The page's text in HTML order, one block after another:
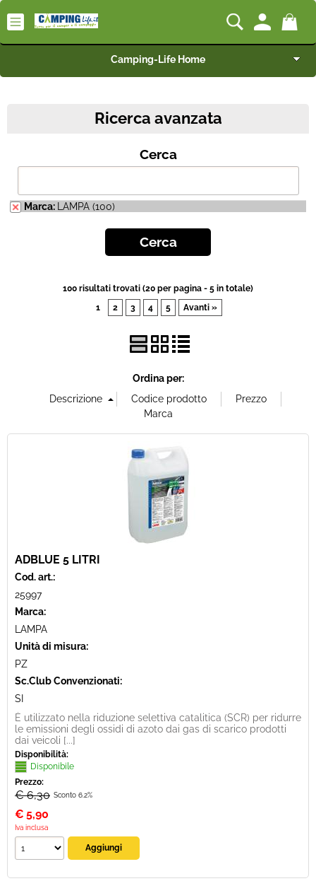
Camping-Life Home
Speciale Arredo
Campeggio e Giardino
BEST SELLER
Nautica
Offerte Del mese
Fineserie e Occasioni
Convenzioni
La nostra Officina
Veicoli Pronta consegna
Lavora Con Noi
Ricerca avanzata
Cerca
Marca: LAMPA (100)
100 risultati trovati (20 per pagina - 5 in totale)
1
2 3 4 5 Avanti »
Ordina per:
ADBLUE 5 LITRI
Cod. art.:
25997
Marca:
LAMPA
Unità di misura:
PZ
Sc.Club Convenzionati:
SI
È utilizzato nella riduzione selettiva catalitica (SCR) per ridurre
le emissioni degli ossidi di azoto dai gas di scarico prodotti
dai veicoli [...]
Disponibilità:
Disponibile
Prezzo:
€ 6,30 Sconto 6.2%
€ 5,90
Iva inclusa